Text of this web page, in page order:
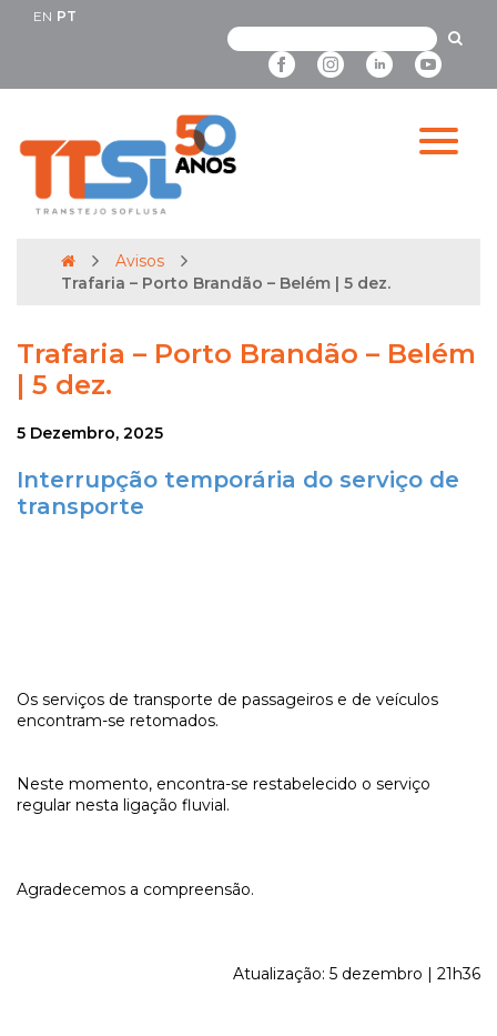
EN PT
Avisos
Trafaria – Porto Brandão – Belém | 5 dez.
Trafaria – Porto Brandão – Belém
| 5 dez.
5 Dezembro, 2025
Interrupção temporária do serviço de
transporte
Os serviços de transporte de passageiros e de veículos
encontram-se retomados.
Neste momento, encontra-se restabelecido o serviço
regular nesta ligação fluvial.
Agradecemos a compreensão.
Atualização: 5 dezembro | 21h36